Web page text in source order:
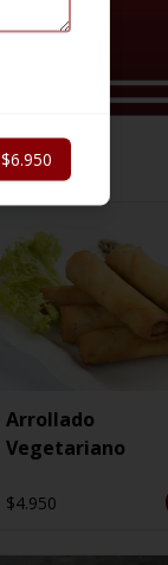
Arrollado
Vegetariano
$4.950
$6.950